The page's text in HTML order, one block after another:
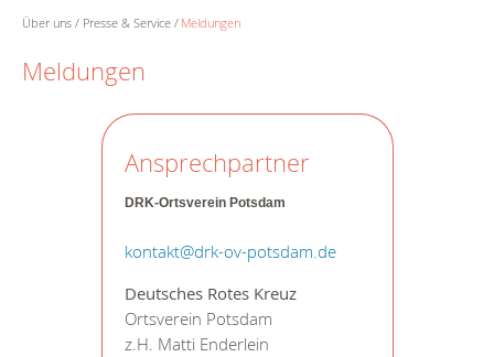
Über uns Presse & Service Meldungen
Meldungen
Ansprechpartner
DRK-Ortsverein Potsdam
kontakt@drk-ov-potsdam.de
Deutsches Rotes Kreuz
Ortsverein Potsdam
z.H. Matti Enderlein